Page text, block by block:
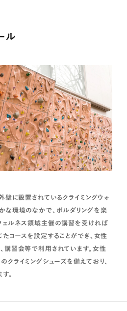
ル
壁に設置されているクライミングウォ
な環境のなかで、ボルダリングを楽
ェルネス領域主催の講習を受ければ
コースを設定することができ、女性
講習会等で利用されています。女性
ライミングシューズを備えており、
。